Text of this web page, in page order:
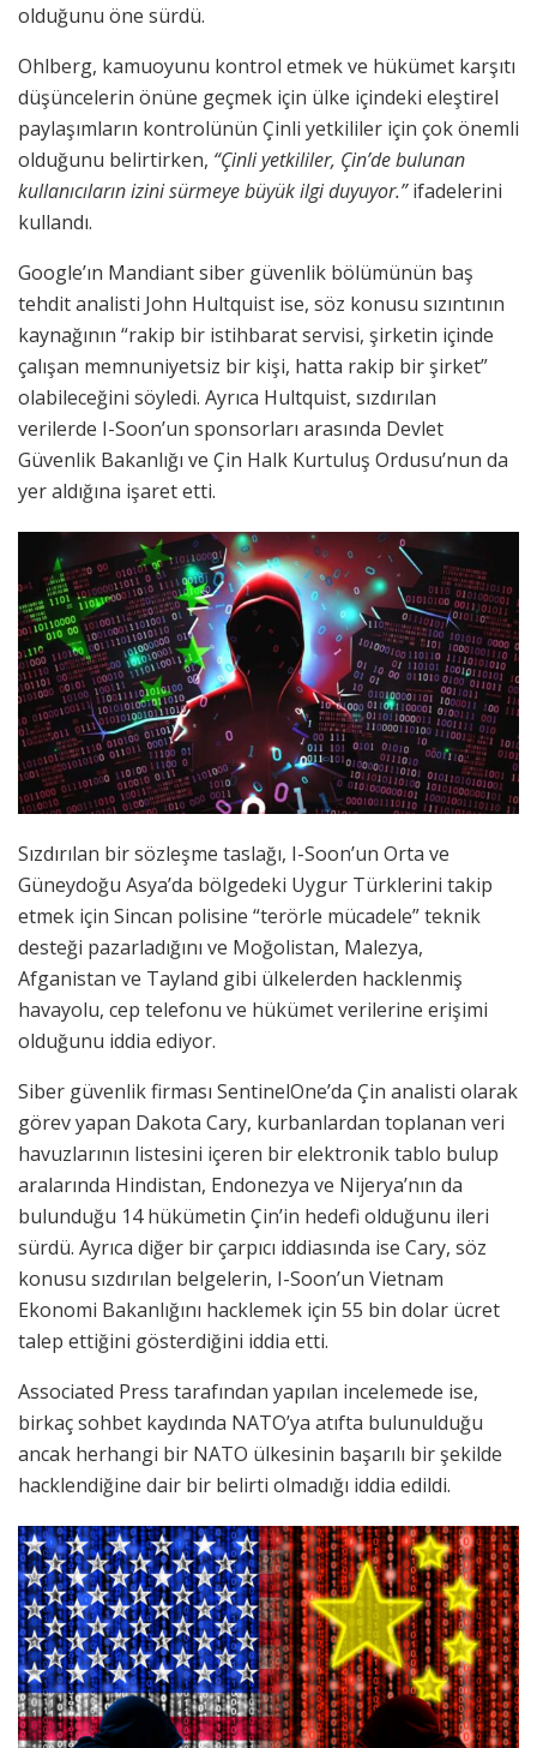
olduğunu öne sürdü.
Ohlberg, kamuoyunu kontrol etmek ve hükümet karşıtı
düşüncelerin önüne geçmek için ülke içindeki eleştirel
paylaşımların kontrolünün Çinli yetkililer için çok önemli
olduğunu belirtirken, “Çinli yetkililer, Çin’de bulunan
kullanıcıların izini sürmeye büyük ilgi duyuyor.”ifadelerini
kullandı.
Google’ın Mandiant siber güvenlik bölümünün baş
tehdit analisti John Hultquist ise, söz konusu sızıntının
kaynağının “rakip bir istihbarat servisi, şirketin içinde
çalışan memnuniyetsiz bir kişi, hatta rakip bir şirket”
olabileceğini söyledi. Ayrıca Hultquist, sızdırılan
verilerde I-Soon’un sponsorları arasında Devlet
Güvenlik Bakanlığı ve Çin Halk Kurtuluş Ordusu’nun da
yer aldığına işaret etti.
Sızdırılan bir sözleşme taslağı, I-Soon’un Orta ve
Güneydoğu Asya’da bölgedeki Uygur Türklerini takip
etmek için Sincan polisine “terörle mücadele” teknik
desteği pazarladığını ve Moğolistan, Malezya,
Afganistan ve Tayland gibi ülkelerden hacklenmiş
havayolu, cep telefonu ve hükümet verilerine erişimi
olduğunu iddia ediyor.
Siber güvenlik firması SentinelOne’da Çin analisti olarak
görev yapan Dakota Cary, kurbanlardan toplanan veri
havuzlarının listesini içeren bir elektronik tablo bulup
aralarında Hindistan, Endonezya ve Nijerya’nın da
bulunduğu 14 hükümetin Çin’in hedefi olduğunu ileri
sürdü. Ayrıca diğer bir çarpıcı iddiasında ise Cary, söz
konusu sızdırılan belgelerin, I-Soon’un Vietnam
Ekonomi Bakanlığını hacklemek için 55 bin dolar ücret
talep ettiğini gösterdiğini iddia etti.
Associated Press tarafından yapılan incelemede ise,
birkaç sohbet kaydında NATO’ya atıfta bulunulduğu
ancak herhangi bir NATO ülkesinin başarılı bir şekilde
hacklendiğine dair bir belirti olmadığı iddia edildi.